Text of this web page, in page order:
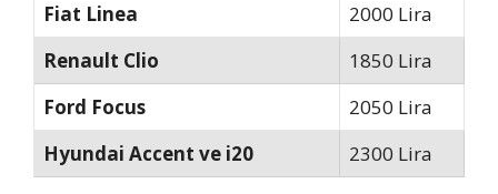
Fiat Linea
2000 Lira
Renault Clio
1850 Lira
Ford Focus
2050 Lira
Hyundai Accent ve i20
2300 Lira